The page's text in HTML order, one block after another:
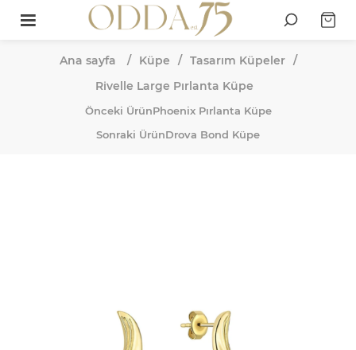
Ana sayfa / Küpe / Tasarım Küpeler /
Rivelle Large Pırlanta Küpe
Önceki ÜrünPhoenix Pırlanta Küpe
Sonraki ÜrünDrova Bond Küpe